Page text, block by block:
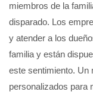
miembros de la
disparado. Los
y atender a los
familia y están
este sentimiento. Un
personalizados para